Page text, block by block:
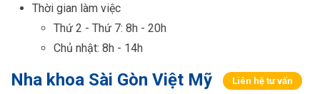
Thời gian làm việc
Thứ 2 - Thứ 7: 8h - 20h
Chủ nhật: 8h - 14h
Nha khoa Sài Gòn Việt Mỹ Liên hệ tư vấn